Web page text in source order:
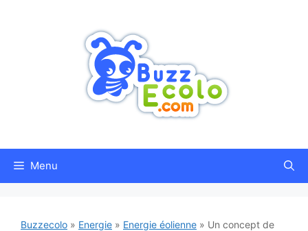
Menu
Buzzecolo » Energie » Energie éolienne » Un concept de